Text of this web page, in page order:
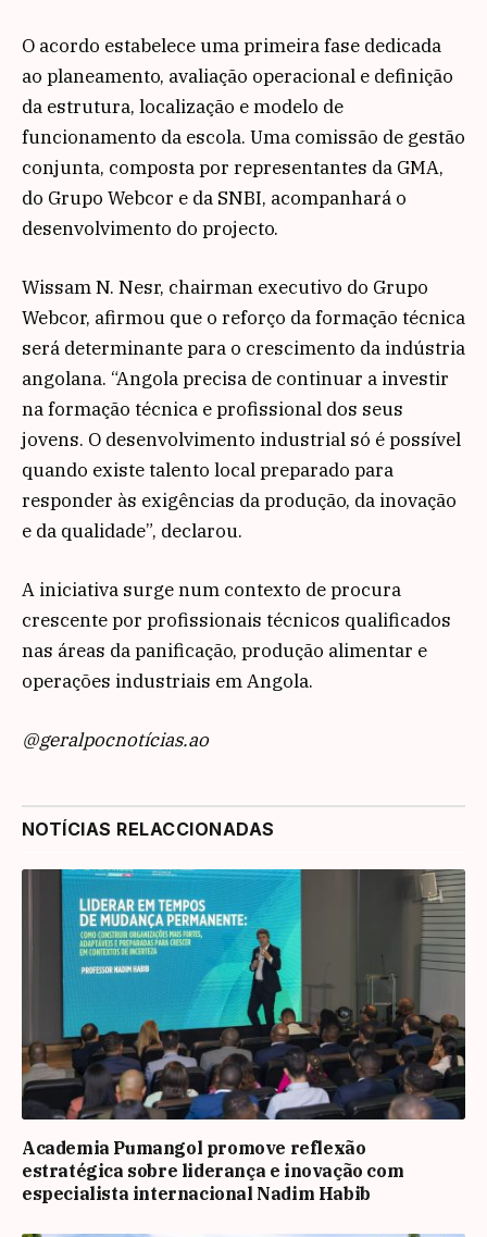
O acordo estabelece uma primeira fase dedicada
ao planeamento, avaliação operacional e definição
da estrutura, localização e modelo de
funcionamento da escola. Uma comissão de gestão
conjunta, composta por representantes da GMA,
do Grupo Webcor e da SNBI, acompanhará o
desenvolvimento do projecto.
Wissam N. Nesr, chairman executivo do Grupo
Webcor, afirmou que o reforço da formação técnica
será determinante para o crescimento da indústria
angolana. “Angola precisa de continuar a investir
na formação técnica e profissional dos seus
jovens. O desenvolvimento industrial só é possível
quando existe talento local preparado para
responder às exigências da produção, da inovação
e da qualidade”, declarou.
A iniciativa surge num contexto de procura
crescente por profissionais técnicos qualificados
nas áreas da panificação, produção alimentar e
operações industriais em Angola.
@geralpocnotícias.ao
NOTÍCIAS RELACCIONADAS
Academia Pumangol promove reflexão
estratégica sobre liderança e inovação com
especialista internacional Nadim Habib